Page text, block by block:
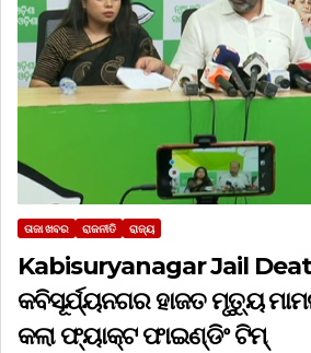
ତାଜା ଖବର ରାଜନୀତି ରାଜ୍ୟ
Kabisuryanagar Jail
କବିସୂର୍ଯ୍ୟନଗର ହାଜତ ମୃତ୍ୟୁ
କଲା ଫ୍ୟାକ୍ଟ ଫାଇଣ୍ଡିଂ ଟିମ୍‌